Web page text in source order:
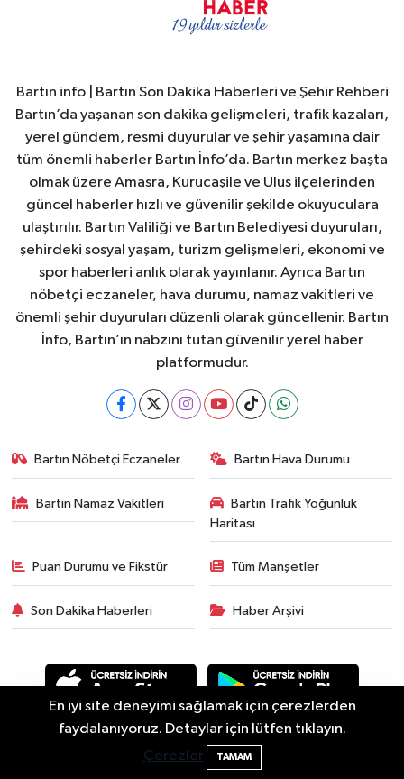
Bartın info | Bartın Son Dakika Haberleri ve Şehir Rehberi
Bartın’da yaşanan son dakika gelişmeleri, trafik kazaları,
yerel gündem, resmi duyurular ve şehir yaşamına dair
tüm önemli haberler Bartın İnfo’da. Bartın merkez başta
olmak üzere Amasra, Kurucaşile ve Ulus ilçelerinden
güncel haberler hızlı ve güvenilir şekilde okuyuculara
ulaştırılır. Bartın Valiliği ve Bartın Belediyesi duyuruları,
şehirdeki sosyal yaşam, turizm gelişmeleri, ekonomi ve
spor haberleri anlık olarak yayınlanır. Ayrıca Bartın
nöbetçi eczaneler, hava durumu, namaz vakitleri ve
önemli şehir duyuruları düzenli olarak güncellenir. Bartın
İnfo, Bartın’ın nabzını tutan güvenilir yerel haber
platformudur.
Bartın Nöbetçi Eczaneler Bartın Hava Durumu
Bartin Namaz Vakitleri
Bartın Trafik Yoğunluk
Haritası
Puan Durumu ve Fikstür Tüm Manşetler
Son Dakika Haberleri Haber Arşivi
Güncel Siyaset Spor
En iyi site deneyimi sağlamak için çerezlerden
faydalanıyoruz. Detaylar için lütfen tıklayın.
Çerezler
TAMAM
10:43 Bartın Sahillerinde 2 Ayda 271 Kişi
Ölümden Döndü